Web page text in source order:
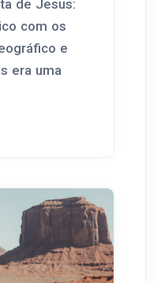
de Jesus:
com os
e
era uma